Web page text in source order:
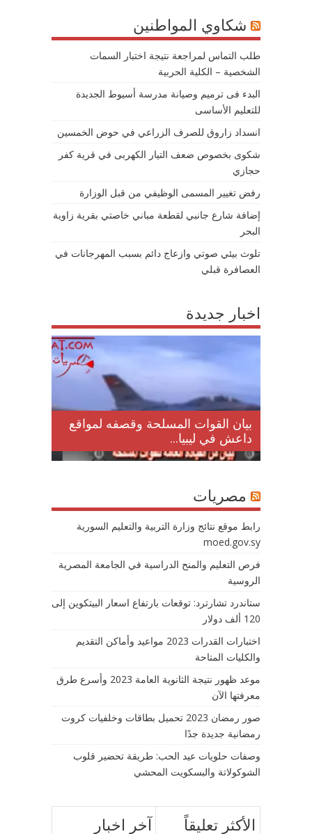
شكاوي المواطنين
طلب التماس لمراجعة نتيجة اختبار السمات
الشخصية – الكلية الحربية
البدء فى ترميم وصيانة مدرسة أسيوط الجديدة
للتعليم الأساسى
انسداد زاروق للصرف الزراعي في حوض الخمسين
شكوى بخصوص ضعف التيار الكهربى في قرية كفر
حجازي
رفض تغيير المسمى الوظيفي من قبل الوزارة
إضافة شارع جانبي لقطعة مباني خاصتي بقرية زاوية
البحر
تلوث بيئي صوتي وازعاج دائم بسبب المهرجانات في
العصافرة قبلي
اخبار جديدة
بيان القوات المسلحة وقصفه لمواقع
داعش في ليبيا...
مصريات
رابط موقع نتائج وزارة التربية والتعليم السورية
moed.gov.sy
فرص التعليم والمنح الدراسية في الجامعة المصرية
الروسية
ستاندرد تشارترد: توقعات بارتفاع اسعار البيتكوين إلى
120 ألف دولار
اختبارات القدرات 2023 مواعيد وأماكن التقديم
والكليات المتاحة
موعد ظهور نتيجة الثانوية العامة 2023 وأسرع طرق
معرفتها الآن
صور رمضان 2023 تحميل بطاقات وخلفيات كروت
رمضانية جديدة جدًا
وصفات حلويات عيد الحب: طريقة تحضير قلوب
الشوكولاتة والبسكويت المحشي
آخر اخبار الأكثر تعليقاً